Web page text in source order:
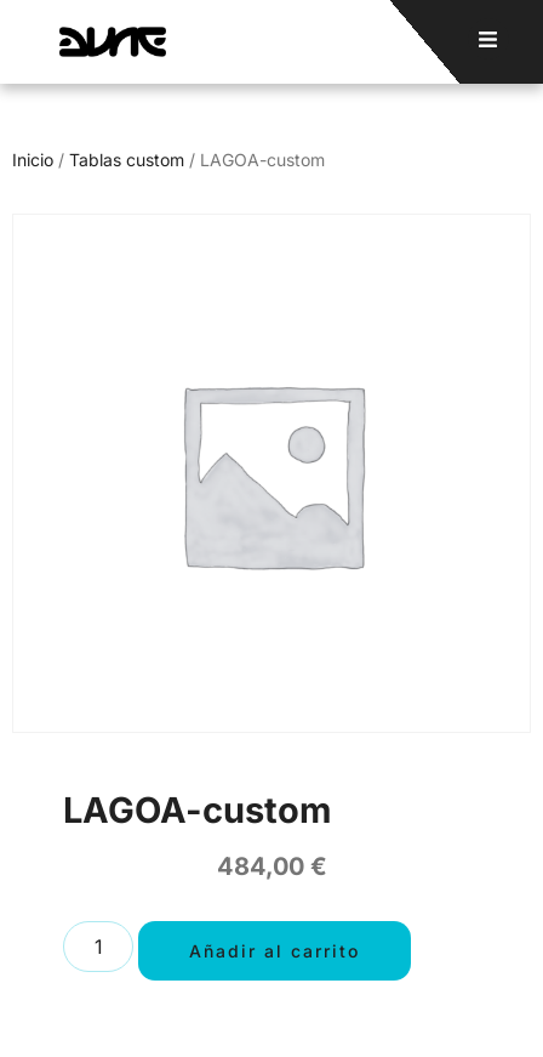
Inicio / Tablas custom / LAGOA-custom
LAGOA-custom
484,00 €
Añadir al carrito